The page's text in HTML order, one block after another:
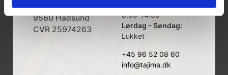
Aalborgvej 62A,
9560 Hadsund
CVR 25974263
8.00-14.00
Lørdag - Søndag:
Lukket
+45 96 52 08 60
info@tajima.dk